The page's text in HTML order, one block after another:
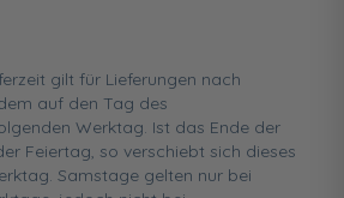
gilt für Lieferungen nach
auf den Tag des
Werktag. Ist das Ende der
Feiertag, so verschiebt sich dieses
Samstage gelten nur bei